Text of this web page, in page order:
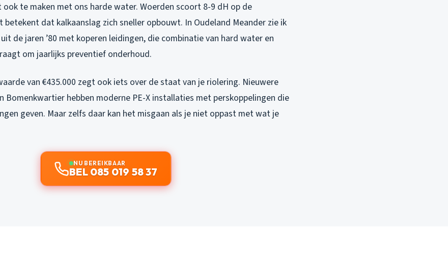
ook te maken met ons harde water. Woerden scoort 8-9 dH op de
betekent dat kalkaanslag zich sneller opbouwt. In Oudeland Meander zie ik
de jaren ’80 met koperen leidingen, die combinatie van hard water en
om jaarlijks preventief onderhoud.
van €435.000 zegt ook iets over de staat van je riolering. Nieuwere
Bomenkwartier hebben moderne PE-X installaties met perskoppelingen die
geven. Maar zelfs daar kan het misgaan als je niet oppast met wat je
NU BEREIKBAAR
BEL 085 019 58 37